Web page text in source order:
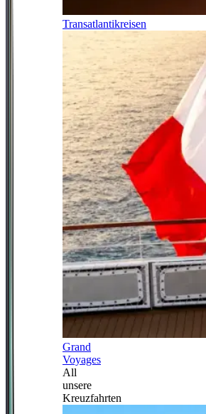
Transatlantikreisen
Grand
Voyages
All
unsere
Kreuzfahrten